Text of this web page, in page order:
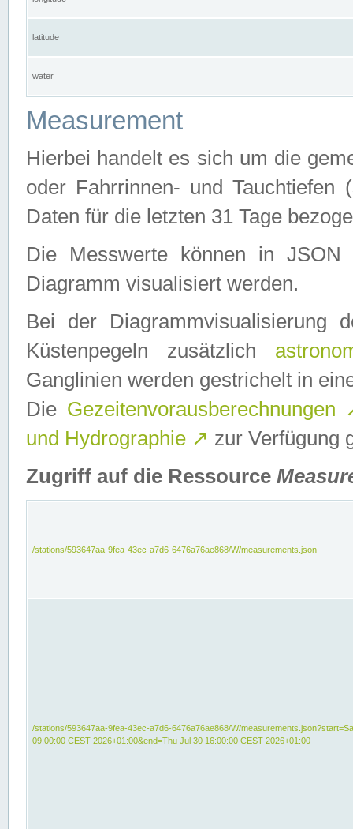
latitude
water
Measurement
Hierbei handelt es sich um die
oder Fahrrinnen- und Tauchtiefen
Daten für die letzten 31 Tage
Die Messwerte können in
Diagramm visualisiert werden.
Bei der Diagrammvisualisierung
Küstenpegeln zusätzlich
Ganglinien werden gestrichelt in
Die Gezeitenvorausberechnungen
und Hydrographie ↗ zur Verfügung
Zugriff auf die Ressource
/stations/593647aa-9fea-43ec-a7d6-6476a76ae868/W/measurements.json
/stations/593647aa-9fea-43ec-a7d6-6476a76ae868/W/
09:00:00 CEST 2026+01:00&end=Thu Jul 30 16:00:00 CEST 2026+01:00